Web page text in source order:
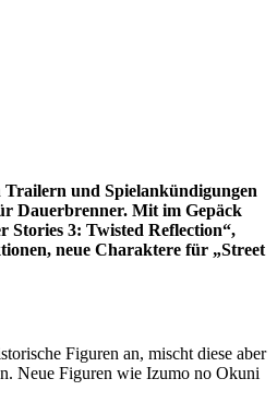
Trailern und Spielankündigungen
Dauerbrenner. Mit im Gepäck
3: Twisted Reflection“,
neue Charaktere für „Street
Figuren an, mischt diese aber
Neue Figuren wie Izumo no Okuni